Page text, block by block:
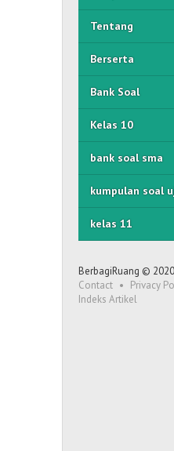
Tentang
Berserta
Bank Soal
Kelas 10
bank soal sma
kumpulan soal
kelas 11
BerbagiRuang © 2020
Contact
Privacy
Indeks Artikel